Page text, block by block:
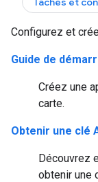
Configurez et
Guide de
Créez une
carte.
Obtenir une clé
Découvrez
obtenir une